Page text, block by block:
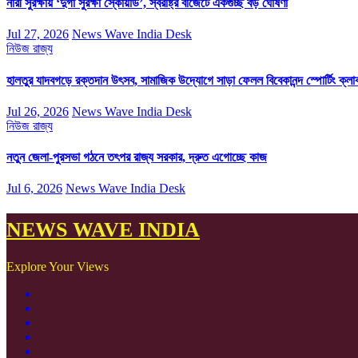
নারী সুরক্ষায় ‘দুর্গা সুরক্ষা স্কোয়াড’, স্বরাষ্ট্র বাজেটে একগুচ্ছ বড় ঘোষণা
Jul 27, 2026 News Wave India Desk
নিউজ রাজ্য
হালতুর যাদবগড়ে রক্তদান উৎসব, সামাজিক উদ্যোগে সাড়া ফেলল বিবেকানন্দ স্পোর্টিং
Jul 26, 2026 News Wave India Desk
নিউজ রাজ্য
নতুন জেলা-পুরসভা গঠনে তৎপর রাজ্য সরকার, দ্রুত এগোচ্ছে কাজ
Jul 6, 2026 News Wave India Desk
NEWS WAVE INDIA
Explore Your Views